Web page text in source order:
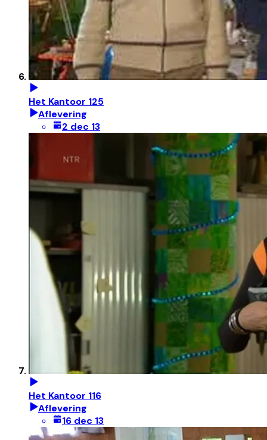
Het Kantoor 125
Aflevering
2 dec 13
Het Kantoor 116
Aflevering
16 dec 13